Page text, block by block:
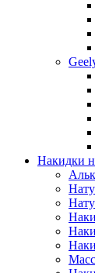
Накидки